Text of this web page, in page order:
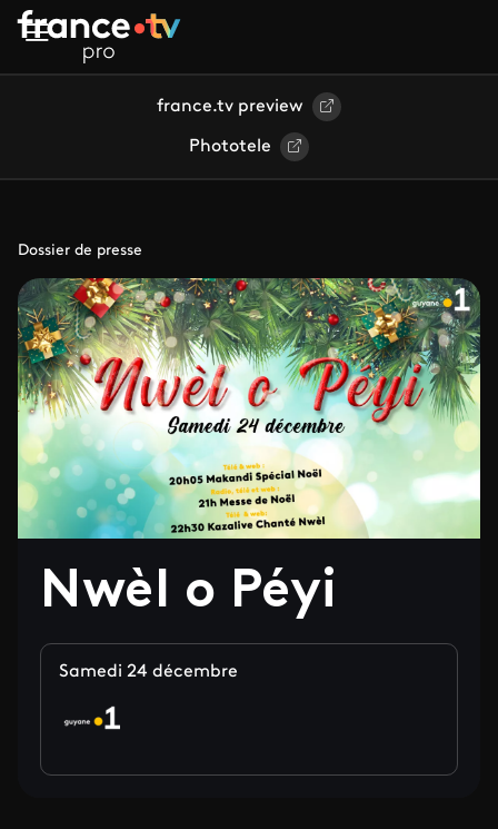
Aller au contenu principal
france.tv preview
Phototele
Dossier de presse
Nwèl o Péyi
Samedi 24 décembre